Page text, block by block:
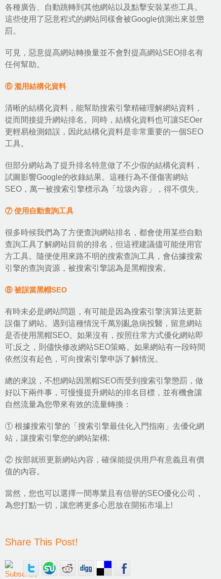
各種廣告、自動跳轉到其他網站以及點擊安裝某些工具。
這些使用了惡意程式的網站同樣會被Google偵測出來並懲
罰。
可見，惡意提高網站轉換量並不會對提高網站SEO排名有
任何幫助。
⑥ 濫用結構化資料
清晰的結構化資料，能幫助搜索引擎精確理解網站資料，
從而間接提升網站排名。同時，結構化資料也可讓SEOer
更輕易檢測錯誤，因此結構化資料是非常重要的一個SEO
工具。
但部分網站為了提升排名特意做了不少假的結構化資料，
試圖影響Google的收錄結果。這種行為不僅傷害網站
SEO，萬一被搜索引擎標示為「垃圾內容」，得不償失。
⑦ 使用自動查詢工具
很多時候我們為了方便查詢網站排名，都會使用某些自動
查詢工具了解網站目前的排名，但這裡建議儘可能使用官
方工具。隨便使用來路不明的搜索查詢工具，會佔據搜索
引擎的查詢資源，被搜索引擎認為是黑帽搜索。
⑧ 被誤當黑帽SEO
有時未必是網站問題，有可能是因為搜索引擎演算法更新
誤傷了網站。遇到這種情況千萬別亂急病投醫，留意網站
是否使用黑帽SEO。如果沒有，按照往常方式優化網站即
可;反之，則儘快修改網站SEO策略。如果網站有一段時間
依然沒有起色，可向搜索引擎申訴了解情況。
總的來說，不想網站因黑帽SEO而受到搜索引擎懲罰，做
好以下兩件事，可慢慢提升網站的排名目標，並有機會讓
自然流量為您帶來有效的流量轉換：
① 根據搜索引擎的「搜索引擎最佳化入門指南」去優化網
站，讓搜索引擎您的網站架構;
② 按部就班更新網站內容，確保能提供用戶有意義且有價
值的內容。
當然，您也可以選擇一間專業且有信譽的SEO優化公司，
為您打點一切，讓您將更多心思放在開拓市場上!
Share This Post!